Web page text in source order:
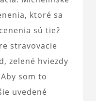
ktoré sa
sú tiež
stravovacie
zelené hviezdy
som to
uvedené